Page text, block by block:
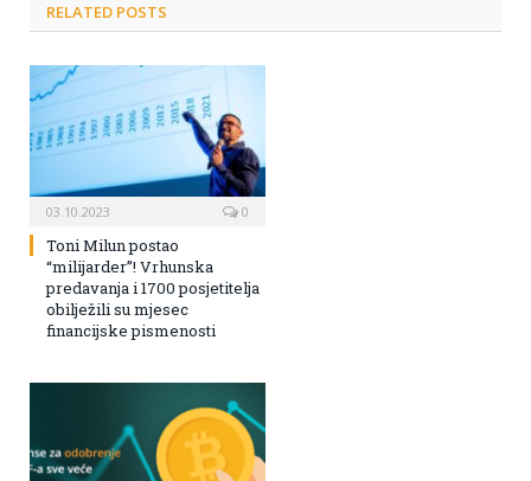
RELATED POSTS
03.10.2023 0
Toni Milun postao
“milijarder”! Vrhunska
predavanja i 1700 posjetitelja
obilježili su mjesec
financijske pismenosti